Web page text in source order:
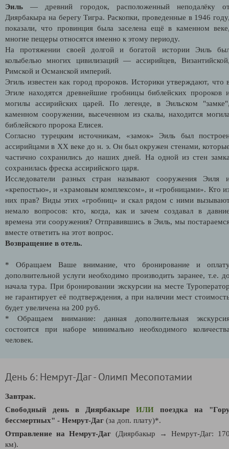
Эиль — древний городок, расположенный неподалёку
Диярбакыра на берегу Тигра. Раскопки, проведенные в 1946
показали, что провинция была заселена ещё в каменном
многие пещеры относятся именно к этому периоду.
На протяжении своей долгой и богатой истории Эиль
колыбелью многих цивилизаций — ассирийцев,
Римской и Османской империй.
Эгиль известен как город пророков. Историки утверждают, что
Эгиле находятся древнейшие гробницы библейских пророков
могилы ассирийских царей. По легенде, в Эильском
каменном сооружении, высеченном из скалы, находится
библейского пророка Елисея.
Согласно турецким источникам, «замок» Эиль был
ассирийцами в XX веке до н. э. Он был окружен стенами,
частично сохранились до наших дней. На одной из стен
сохранилась фреска ассирийского царя.
Исследователи разных стран называют сооружения Эиля
«крепостью», и «храмовым комплексом», и «гробницами». Кто
них прав? Виды этих «гробниц» и скал рядом с ними
немало вопросов: кто, когда, как и зачем создавал в
времена эти сооружения? Отправившись в Эиль, мы
вместе ответить на этот вопрос.
Возвращение в отель.
* Обращаем Ваше внимание, что бронирование и
дополнительной услуги необходимо производить заранее, т.е.
начала тура. При бронировании экскурсии на месте
не гарантирует её подтверждения, а при наличии мест
будет увеличена на 200 руб.
* Обращаем внимание: данная дополнительная
состоится при наборе минимально необходимого
человек.
День 6: Немрут-Даг - Олимп Месопотамии
Завтрак.
Свободный день в Диярбакыре ИЛИ поездка на
бессмертных" - Немрут-Даг (за доп. плату)*.
Отправление на Немрут-Даг (Диярбакыр →
Немрут-Даг:
км).